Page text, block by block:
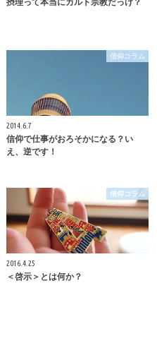
信仰コラム
2014.6.7
信仰で仕事がおろそかになる？い
え、逆です！
信仰コラム
2016.4.25
＜啓示＞とは何か？